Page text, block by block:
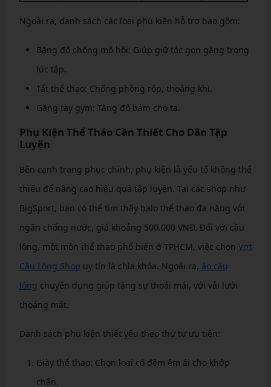
Ngoài ra, danh sách các loại phụ kiện hỗ trợ bao gồm:
Băng đô chống mồ hôi: Giúp giữ tóc gọn gàng trong
lúc tập.
Tất thể thao: Chống phồng rộp, thoáng khí.
Găng tay gym: Tăng độ bám cho tạ.
Phụ Kiện Thể Tháo Cần Thiết Cho Dân Tập
Luyện
Bên cạnh trang phục chính, phụ kiện là yếu tố không thể
thiếu để nâng cao hiệu quả tập luyện. Tại các shop như
BigSport, bạn có thể tìm thấy balo thể thao đa năng với
ngăn chống nước, giá khoảng 500.000 VNĐ. Đối với cầu
lông, một môn thể thao phổ biến ở TPHCM, việc chọn Vợt
Cầu Lông Shop uy tín là chìa khóa. Ngoài ra, áo cầu
lông chuyên dụng giúp tăng sự thoải mái, với vải lưới
thoáng mát.
Danh sách phụ kiện thiết yếu theo thứ tự ưu tiên:
Giày thể thao: Chọn loại có đệm êm ái cho khớp
chân.